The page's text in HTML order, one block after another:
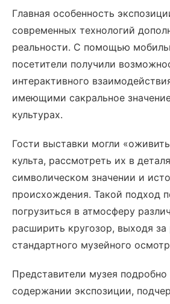
Главная особенность
современных технологий
реальности. С помощью
посетители получили
интерактивного
имеющими сакральное
культурах.
Гости выставки могли
культа, рассмотреть их в
символическом значении и
происхождения. Такой подход
погрузиться в атмосферу
расширить кругозор, выходя
стандартного музейного
Представители музея подробно
содержании экспозиции,